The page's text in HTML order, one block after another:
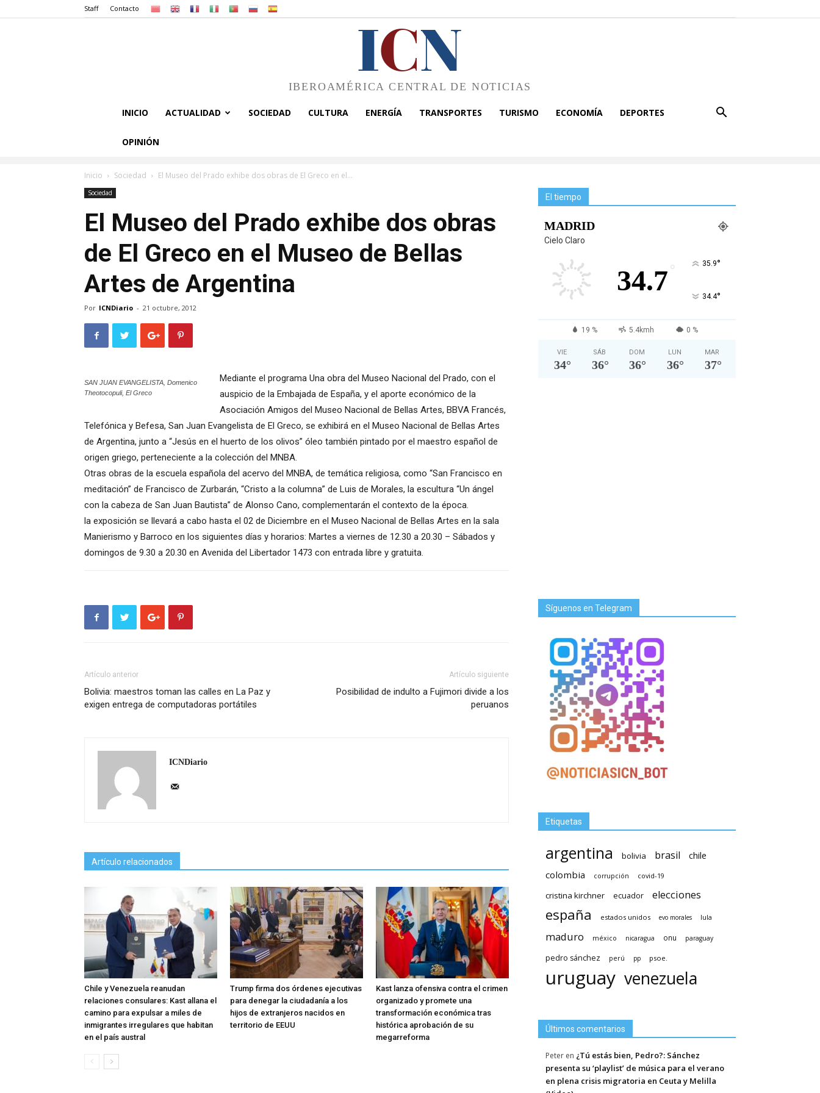
Staff Contacto
ICN
IBEROAMÉRICA CENTRAL DE NOTICIAS
INICIO ACTUALIDAD SOCIEDAD CULTURA ENERGÍA TRANSPORTES TURISMO ECONOMÍA DEPORTES
OPINIÓN
Inicio Sociedad El Museo del Prado exhibe dos obras de El Greco en el...
Sociedad
El Museo del Prado exhibe dos obras
de El Greco en el Museo de Bellas
Artes de Argentina
Por ICNDiario - 21 octubre, 2012
SAN JUAN EVANGELISTA, Domenico
Theotocopuli, El Greco
Mediante el programa Una obra del Museo Nacional del Prado, con el
auspicio de la Embajada de España, y el aporte económico de la
Asociación Amigos del Museo Nacional de Bellas Artes, BBVA Francés,
Telefónica y Befesa, San Juan Evangelista de El Greco, se exhibirá en el Museo Nacional de Bellas Artes
de Argentina, junto a “Jesús en el huerto de los olivos” óleo también pintado por el maestro español de
origen griego, perteneciente a la colección del MNBA.
Otras obras de la escuela española del acervo del MNBA, de temática religiosa, como “San Francisco en
meditación” de Francisco de Zurbarán, “Cristo a la columna” de Luis de Morales, la escultura “Un ángel
con la cabeza de San Juan Bautista” de Alonso Cano, complementarán el contexto de la época.
la exposición se llevará a cabo hasta el 02 de Diciembre en el Museo Nacional de Bellas Artes en la sala
Manierismo y Barroco en los siguientes días y horarios: Martes a viernes de 12.30 a 20.30 – Sábados y
domingos de 9.30 a 20.30 en Avenida del Libertador 1473 con entrada libre y gratuita.
Artículo anterior
Bolivia: maestros toman las calles en La Paz y
exigen entrega de computadoras portátiles
Artículo siguiente
Posibilidad de indulto a Fujimori divide a los
peruanos
ICNDiario
Artículo relacionados
Chile y Venezuela reanudan
relaciones consulares: Kast allana el
camino para expulsar a miles de
inmigrantes irregulares que habitan
en el país austral
Trump firma dos órdenes ejecutivas
para denegar la ciudadanía a los
hijos de extranjeros nacidos en
territorio de EEUU
Kast lanza ofensiva contra el crimen
organizado y promete una
transformación económica tras
histórica aprobación de su
megarreforma
El tiempo
MADRID
Cielo Claro
34.7 ° 35.9°
34.4°
19 % 5.4kmh 0 %
VIE
34°
SÁB
36°
DOM
36°
LUN
36°
MAR
37°
Síguenos en Telegram
Etiquetas
argentina bolivia brasil
chile
colombia
corrupción covid-19
cristina kirchner ecuador elecciones
españa estados unidos evo morales lula
maduro méxico nicaragua onu paraguay
pedro sánchez perú pp psoe.
uruguay venezuela
Últimos comentarios
Peter en ¿Tú estás bien, Pedro?: Sánchez
presenta su ‘playlist’ de música para el verano
en plena crisis migratoria en Ceuta y Melilla